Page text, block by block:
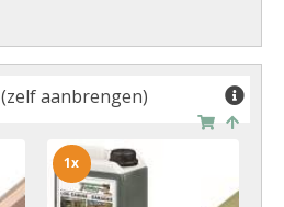
(zelf aanbrengen)
1x